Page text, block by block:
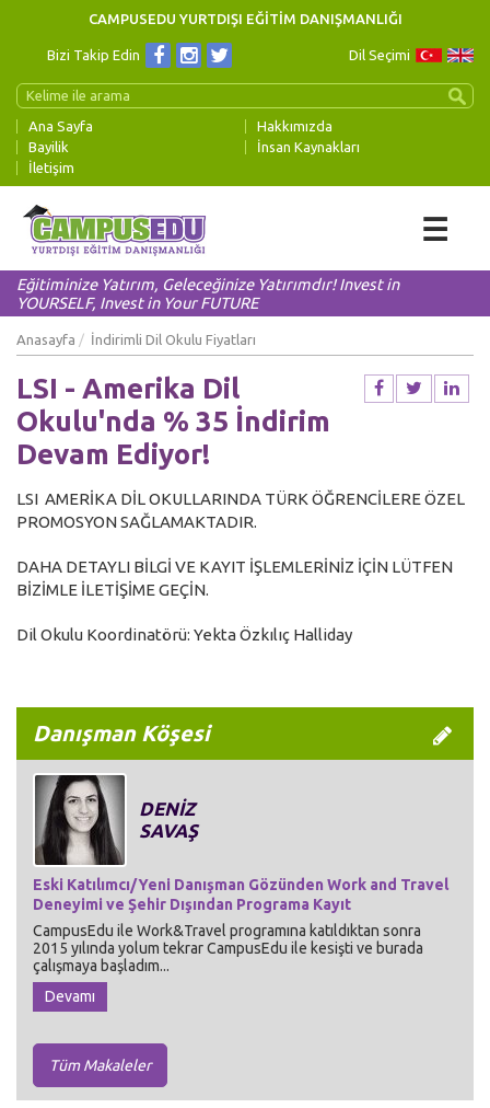
CAMPUSEDU YURTDIŞI EĞİTİM DANIŞMANLIĞI
Dil Seçimi
Bizi Takip Edin
Ana Sayfa
Hakkımızda
Bayilik
İnsan Kaynakları
İletişim
☰
Eğitiminize Yatırım, Geleceğinize Yatırımdır! Invest in
YOURSELF, Invest in Your FUTURE
Anasayfa İndirimli Dil Okulu Fiyatları
LSI - Amerika Dil
Okulu'nda % 35 İndirim
Devam Ediyor!
LSI AMERİKA DİL OKULLARINDA TÜRK ÖĞRENCİLERE ÖZEL
PROMOSYON SAĞLAMAKTADIR.
DAHA DETAYLI BİLGİ VE KAYIT İŞLEMLERİNİZ İÇİN LÜTFEN
BİZİMLE İLETİŞİME GEÇİN.
Dil Okulu Koordinatörü: Yekta Özkılıç Halliday
Danışman Köşesi
DENİZ
SAVAŞ
Eski Katılımcı/Yeni Danışman Gözünden Work and Travel
Deneyimi ve Şehir Dışından Programa Kayıt
CampusEdu ile Work&Travel programına katıldıktan sonra
2015 yılında yolum tekrar CampusEdu ile kesişti ve burada
çalışmaya başladım...
Devamı
Tüm Makaleler